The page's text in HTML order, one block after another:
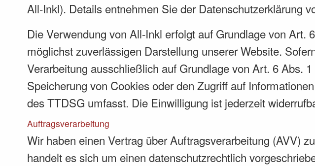
All-Inkl). Details entnehmen Sie der Datenschutzerklärung
Die Verwendung von All-Inkl erfolgt auf Grundlage von
möglichst zuverlässigen Darstellung unserer Website.
Verarbeitung ausschließlich auf Grundlage von Art. 6 Abs.
Speicherung von Cookies oder den Zugriff auf
des TTDSG umfasst. Die Einwilligung ist jederzeit
Auftragsverarbeitung
Wir haben einen Vertrag über Auftragsverarbeitung (AVV)
handelt es sich um einen datenschutzrechtlich